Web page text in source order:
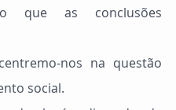
que as conclusões
social.